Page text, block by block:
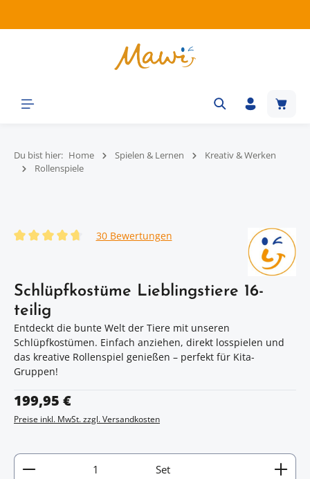
Du bist hier: Home Spielen & Lernen
Kreativ & Werken
Rollenspiele
Durchschnittliche Bewertung von 4.77 von 5 Sternen
30 Bewertungen
Schlüpfkostüme Lieblingstiere 16-
teilig
Entdeckt die bunte Welt der Tiere mit unseren
Schlüpfkostümen. Einfach anziehen, direkt losspielen und
das kreative Rollenspiel genießen – perfekt für Kita-
Gruppen!
Regulärer Preis:
199,95 €
Preise inkl. MwSt. zzgl. Versandkosten
Artikel Anzahl: Gib den gewünschten Wert ein
Set